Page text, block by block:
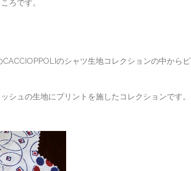
ろです。
のシャツ生地コレクションの中からピ
シュの生地にプリントを施したコレクションです。